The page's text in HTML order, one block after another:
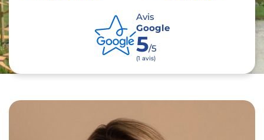
Avis
Google
5/5
(1 avis)